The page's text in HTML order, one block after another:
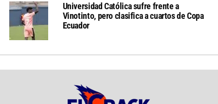
Universidad Católica sufre frente a
Vinotinto, pero clasifica a cuartos de Copa
Ecuador